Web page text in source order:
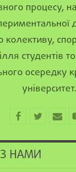
процесу,
колективу,
студентів
осередку
університет.
НАМИ